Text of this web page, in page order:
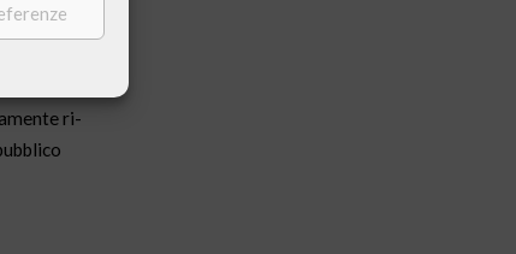
“I
ri-